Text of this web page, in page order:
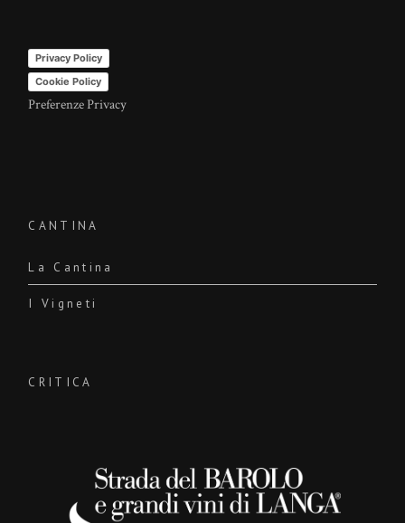
Privacy Policy
Cookie Policy
Preferenze Privacy
CANTINA
La Cantina
I Vigneti
CRITICA